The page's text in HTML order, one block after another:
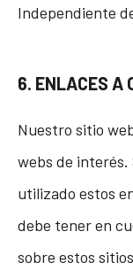
Independiente
6. ENLACES A
Nuestro sitio
webs de interés.
utilizado estos
debe tener en
sobre estos